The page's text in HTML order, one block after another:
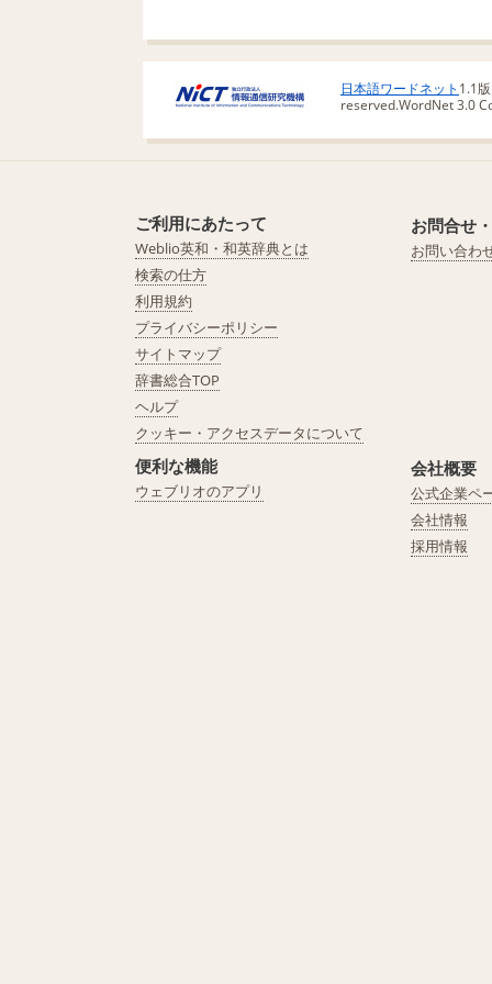
日本語ワードネット 1.1
reserved.WordNet 3.0
ご利用にあたって
Weblio英和・和英辞典とは
検索の仕方
利用規約
プライバシーポリシー
サイトマップ
辞書総合TOP
ヘルプ
クッキー・アクセスデータについて
便利な機能
ウェブリオのアプリ
お問合せ
お問い合わ
会社概要
公式企業ペ
会社情報
採用情報